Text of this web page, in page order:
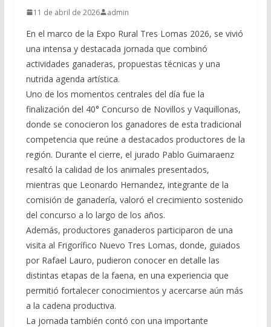
11 de abril de 2026 admin
En el marco de la Expo Rural Tres Lomas 2026, se vivió
una intensa y destacada jornada que combinó
actividades ganaderas, propuestas técnicas y una
nutrida agenda artística.
Uno de los momentos centrales del día fue la
finalización del 40° Concurso de Novillos y Vaquillonas,
donde se conocieron los ganadores de esta tradicional
competencia que reúne a destacados productores de la
región. Durante el cierre, el jurado Pablo Guimaraenz
resaltó la calidad de los animales presentados,
mientras que Leonardo Hernandez, integrante de la
comisión de ganadería, valoró el crecimiento sostenido
del concurso a lo largo de los años.
Además, productores ganaderos participaron de una
visita al Frigorífico Nuevo Tres Lomas, donde, guiados
por Rafael Lauro, pudieron conocer en detalle las
distintas etapas de la faena, en una experiencia que
permitió fortalecer conocimientos y acercarse aún más
a la cadena productiva.
La jornada también contó con una importante